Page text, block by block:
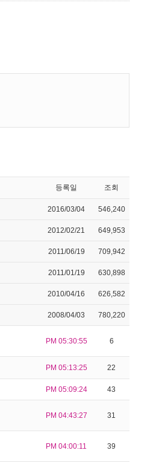
등록일 조회
2016/03/04 546,240
2012/02/21 649,953
2011/06/19 709,942
2011/01/19 630,898
2010/04/16 626,582
2008/04/03 780,220
PM 05:30:55 6
PM 05:13:25 22
PM 05:09:24 43
PM 04:43:27 31
PM 04:00:11 39